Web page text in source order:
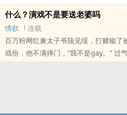
什么？演戏不是要送老婆吗
情欲
连载
百万粉网红兼太子爷陆见绥，打赌输了
戏份，他不满摔门，“我不是gay。” 过